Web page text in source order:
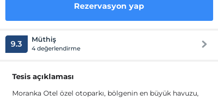
Rezervasyon yap
9.3 Müthiş
4 değerlendirme
Tesis açıklaması
Moranka Otel özel otoparkı, bölgenin en büyük havuzu,